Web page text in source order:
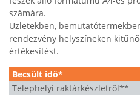
számára.
Üzletekben,
rendezvény helyszíneken
értékesítést.
Becsült idő*
Telephelyi raktárkészletről**